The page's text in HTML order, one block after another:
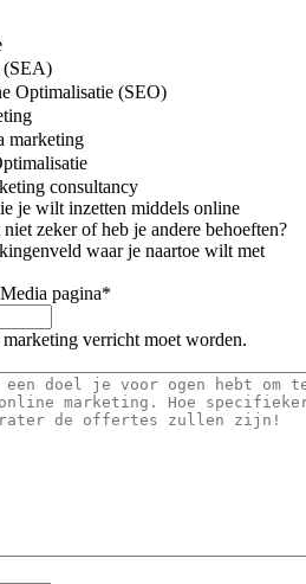
(SEA)
Optimalisatie (SEO)
marketing
consultancy
je wilt inzetten middels online
zeker of heb je andere behoeften?
waar je naartoe wilt met
pagina*
verricht moet worden.